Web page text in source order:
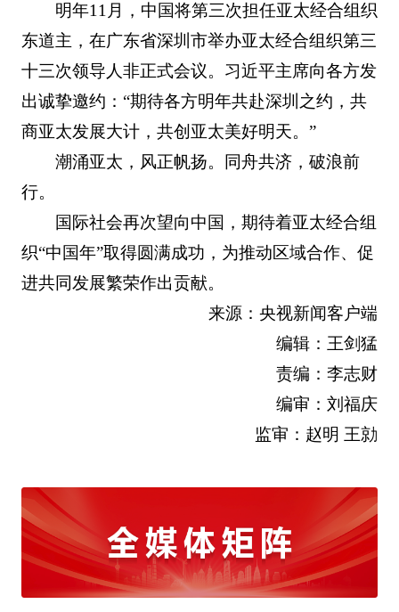
明年11月，中国将第三次担任亚太经合组织
东道主，在广东省深圳市举办亚太经合组织第三
十三次领导人非正式会议。习近平主席向各方发
出诚挚邀约：“期待各方明年共赴深圳之约，共
商亚太发展大计，共创亚太美好明天。”
潮涌亚太，风正帆扬。同舟共济，破浪前
行。
国际社会再次望向中国，期待着亚太经合组
织“中国年”取得圆满成功，为推动区域合作、促
进共同发展繁荣作出贡献。
来源：央视新闻客户端
编辑：王剑猛
责编：李志财
编审：刘福庆
监审：赵明 王勍